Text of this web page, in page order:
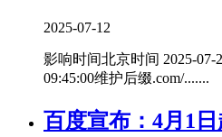
2025-07-12
影响时间北京时间 2025-07-
09:45:00维护后缀.com/.......
百度宣布：4月1